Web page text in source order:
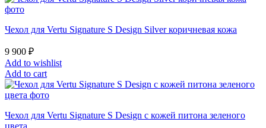
Чехол для Vertu Signature S Design Silver коричневая кожа
9 900 ₽
Add to wishlist
Add to cart
Чехол для Vertu Signature S Design с кожей питона зеленого